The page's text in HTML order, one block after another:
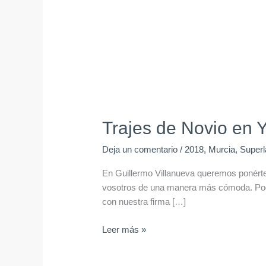
Trajes de Novio en
Deja un comentario / 2018, Murcia,
En Guillermo Villanueva queremos
vosotros de una manera más cómoda.
con nuestra firma […]
Leer más »